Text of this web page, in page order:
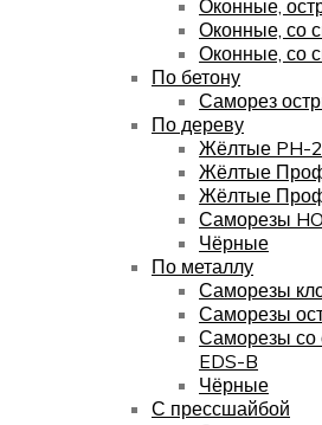
Оконные,
Оконные, со
Оконные, со
По бетону
Саморез
По дереву
Жёлтые PH-2
Жёлтые
Жёлтые
Саморезы
Чёрные
По металлу
Саморезы
Саморезы
Саморезы со
EDS-B
Чёрные
С прессшайбой